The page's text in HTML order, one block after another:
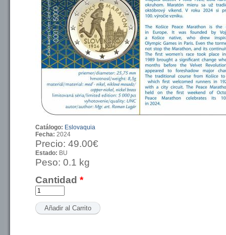
Catálogo: Eslovaquia
Fecha: 2024
Precio: 49.00€
Estado: BU
Peso: 0.1 kg
Cantidad *